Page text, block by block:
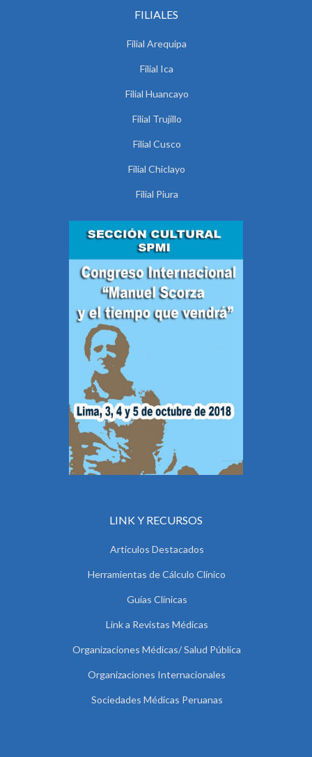
FILIALES
Filial Arequipa
Filial Ica
Filial Huancayo
Filial Trujillo
Filial Cusco
Filial Chiclayo
Filial Piura
LINK Y RECURSOS
Artículos Destacados
Herramientas de Cálculo Clínico
Guías Clínicas
Link a Revistas Médicas
Organizaciones Médicas/ Salud Pública
Organizaciones Internacionales
Sociedades Médicas Peruanas